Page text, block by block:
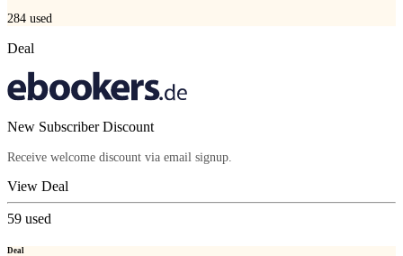
284 used
Deal
New Subscriber Discount
Receive welcome discount via email signup.
View Deal
59 used
Deal